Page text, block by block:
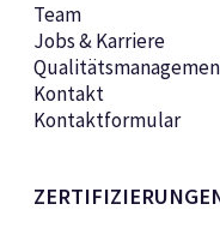
Team
Jobs & Karriere
Kontakt
Kontaktformular